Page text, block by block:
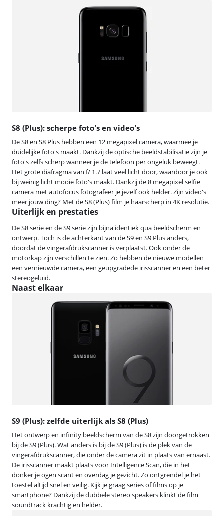
S8 (Plus): scherpe foto's en video's
De S8 en S8 Plus hebben een 12 megapixel camera, waarmee je
duidelijke foto's maakt. Dankzij de optische beeldstabilisatie zijn je
foto's zelfs scherp wanneer je de telefoon per ongeluk beweegt.
Het grote diafragma van f/ 1.7 laat veel licht door, waardoor je ook
bij weinig licht mooie foto's maakt. Dankzij de 8 megapixel selfie
camera met autofocus fotografeer je jezelf ook helder. Zijn video's
meer jouw ding? Met de S8 (Plus) film je haarscherp in 4K resolutie.
Uiterlijk en prestaties
De S8 serie en de S9 serie zijn bijna identiek qua beeldscherm en
ontwerp. Toch is de achterkant van de S9 en S9 Plus anders,
doordat de vingerafdrukscanner is verplaatst. Ook onder de
motorkap zijn verschillen te zien. Zo hebben de nieuwe modellen
een vernieuwde camera, een geüpgradede irisscanner en een beter
stereogeluid.
Naast elkaar
S9 (Plus): zelfde uiterlijk als S8 (Plus)
Het ontwerp en infinity beeldscherm van de S8 zijn doorgetrokken
bij de S9 (Plus). Wat anders is bij de S9 (Plus) is de plek van de
vingerafdrukscanner, die onder de camera zit in plaats van ernaast.
De irisscanner maakt plaats voor Intelligence Scan, die in het
donker je ogen scant en overdag je gezicht. Zo ontgrendel je het
toestel altijd snel en veilig. Kijk je graag series of films op je
smartphone? Dankzij de dubbele stereo speakers klinkt de film
soundtrack krachtig en helder.